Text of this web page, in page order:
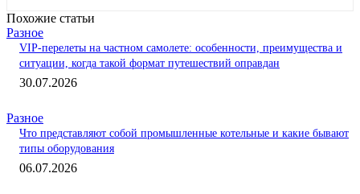
Похожие статьи
Разное
VIP-перелеты на частном самолете: особенности, преимущества и
ситуации, когда такой формат путешествий оправдан
30.07.2026
Разное
Что представляют собой промышленные котельные и какие бывают
типы оборудования
06.07.2026